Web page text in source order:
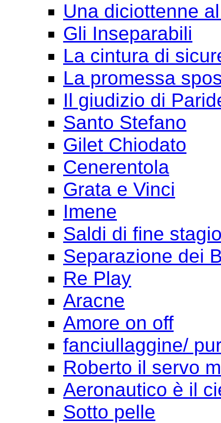
Una diciottenne
Gli Inseparabili
La cintura di
La promessa
Il giudizio di
Santo Stefano
Gilet Chiodato
Cenerentola
Grata e Vinci
Imene
Saldi di fine
Separazione dei
Re Play
Aracne
Amore on off
fanciullaggine/
Roberto il servo
Aeronautico è il
Sotto pelle